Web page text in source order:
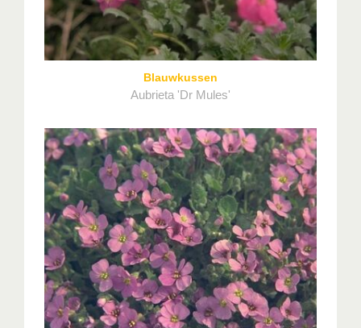
Blauwkussen
Aubrieta 'Dr Mules'